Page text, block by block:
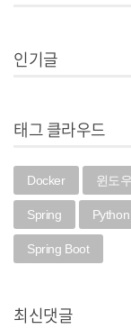
인기글
태그 클라우드
Docker 윈도
Spring Python
Spring Boot
최신댓글